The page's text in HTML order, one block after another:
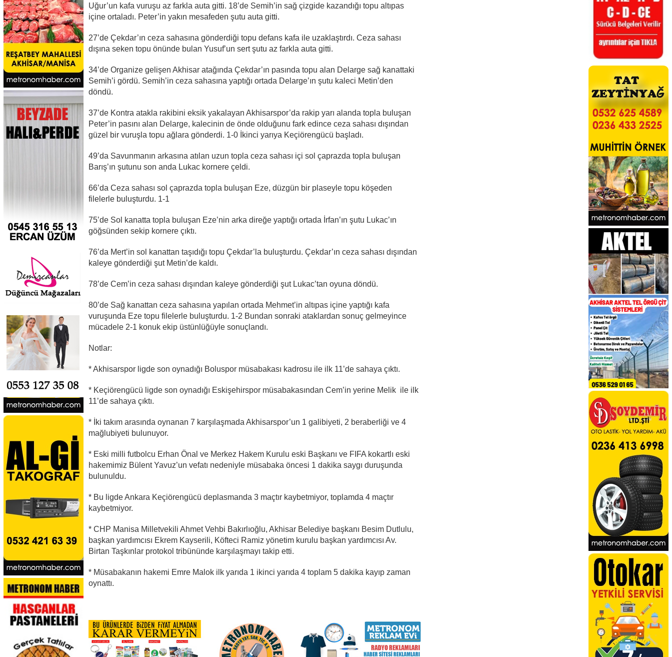
Uğur’un kafa vuruşu az farkla auta gitti. 18’de Semih’in sağ çizgide kazandığı topu altıpas
içine ortaladı. Peter’in yakın mesafeden şutu auta gitti.
27’de Çekdar’ın ceza sahasına gönderdiği topu defans kafa ile uzaklaştırdı. Ceza sahası
dışına seken topu önünde bulan Yusuf’un sert şutu az farkla auta gitti.
34’de Organize gelişen Akhisar atağında Çekdar’ın pasında topu alan Delarge sağ kanattaki
Semih’i gördü. Semih’in ceza sahasına yaptığı ortada Delarge’ın şutu kaleci Metin’den
döndü.
37’de Kontra atakla rakibini eksik yakalayan Akhisarspor’da rakip yarı alanda topla buluşan
Peter’in pasını alan Delarge, kalecinin de önde olduğunu fark edince ceza sahası dışından
güzel bir vuruşla topu ağlara gönderdi. 1-0 İkinci yarıya Keçiörengücü başladı.
49’da Savunmanın arkasına atılan uzun topla ceza sahası içi sol çaprazda topla buluşan
Barış’ın şutunu son anda Lukac kornere çeldi.
66’da Ceza sahası sol çaprazda topla buluşan Eze, düzgün bir plaseyle topu köşeden
filelerle buluşturdu. 1-1
75’de Sol kanatta topla buluşan Eze’nin arka direğe yaptığı ortada İrfan’ın şutu Lukac’ın
göğsünden sekip kornere çıktı.
76’da Mert’in sol kanattan taşıdığı topu Çekdar’la buluşturdu. Çekdar’ın ceza sahası dışından
kaleye gönderdiği şut Metin’de kaldı.
78’de Cem’in ceza sahası dışından kaleye gönderdiği şut Lukac’tan oyuna döndü.
80’de Sağ kanattan ceza sahasına yapılan ortada Mehmet’in altıpas içine yaptığı kafa
vuruşunda Eze topu filelerle buluşturdu. 1-2 Bundan sonraki ataklardan sonuç gelmeyince
mücadele 2-1 konuk ekip üstünlüğüyle sonuçlandı.
Notlar:
* Akhisarspor ligde son oynadığı Boluspor müsabakası kadrosu ile ilk 11’de sahaya çıktı.
* Keçiörengücü ligde son oynadığı Eskişehirspor müsabakasından Cem’in yerine Melik ile ilk
11’de sahaya çıktı.
* İki takım arasında oynanan 7 karşılaşmada Akhisarspor’un 1 galibiyeti, 2 beraberliği ve 4
mağlubiyeti bulunuyor.
* Eski milli futbolcu Erhan Önal ve Merkez Hakem Kurulu eski Başkanı ve FIFA kokartlı eski
hakemimiz Bülent Yavuz’un vefatı nedeniyle müsabaka öncesi 1 dakika saygı duruşunda
bulunuldu.
* Bu ligde Ankara Keçiörengücü deplasmanda 3 maçtır kaybetmiyor, toplamda 4 maçtır
kaybetmiyor.
* CHP Manisa Milletvekili Ahmet Vehbi Bakırlıoğlu, Akhisar Belediye başkanı Besim Dutlulu,
başkan yardımcısı Ekrem Kayserili, Köfteci Ramiz yönetim kurulu başkan yardımcısı Av.
Birtan Taşkınlar protokol tribününde karşılaşmayı takip etti.
* Müsabakanın hakemi Emre Malok ilk yarıda 1 ikinci yarıda 4 toplam 5 dakika kayıp zaman
oynattı.